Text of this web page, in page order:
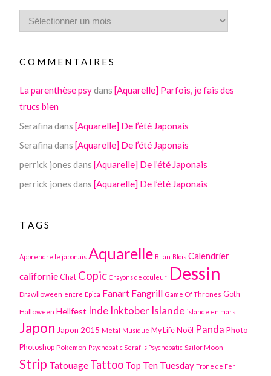
COMMENTAIRES
La parenthèse psydans[Aquarelle] Parfois, je fais des
trucs bien
Serafina dans[Aquarelle] De l’été Japonais
Serafina dans[Aquarelle] De l’été Japonais
perrick jones dans[Aquarelle] De l’été Japonais
perrick jones dans[Aquarelle] De l’été Japonais
TAGS
Apprendre le japonais Aquarelle Bilan Blois Calendrier
californie Chat Copic Crayons de couleur Dessin
Drawlloween encre Epica Fanart Fangrill Game Of Thrones Goth
Halloween Hellfest Inde Inktober Islande islande en mars
Japon Japon 2015 Metal Musique My Life Noël Panda Photo
Photoshop Pokemon Psychopatic Seraf is Psychopatic Sailor Moon
Strip Tatouage Tattoo Top Ten Tuesday Trone de Fer